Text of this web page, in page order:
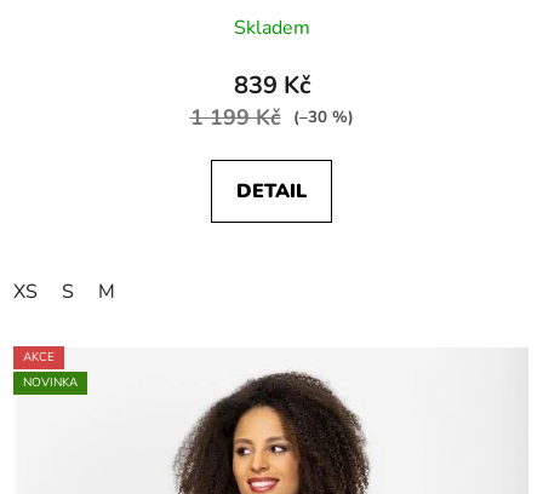
Skladem
839 Kč
1 199 Kč (–30 %)
DETAIL
XS S M
AKCE
NOVINKA